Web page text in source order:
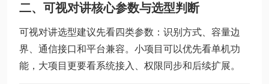
二、可视对讲核心参数与选型判断
可视对讲选型建议先看四类参数：识别方式、容量边
界、通信接口和平台兼容。小项目可以优先看单机功
能，大项目更要看系统接入、权限同步和后续扩展。